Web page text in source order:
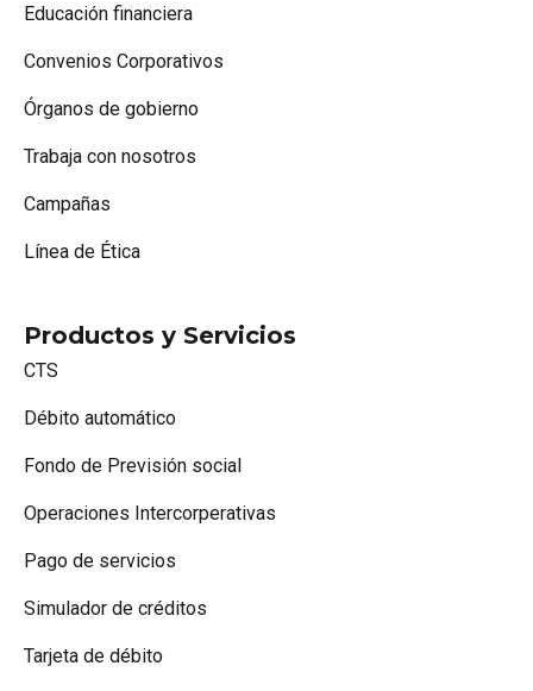
Educación financiera
Convenios Corporativos
Órganos de gobierno
Trabaja con nosotros
Campañas
Línea de Ética
Productos y Servicios
CTS
Débito automático
Fondo de Previsión social
Operaciones Intercorperativas
Pago de servicios
Simulador de créditos
Tarjeta de débito